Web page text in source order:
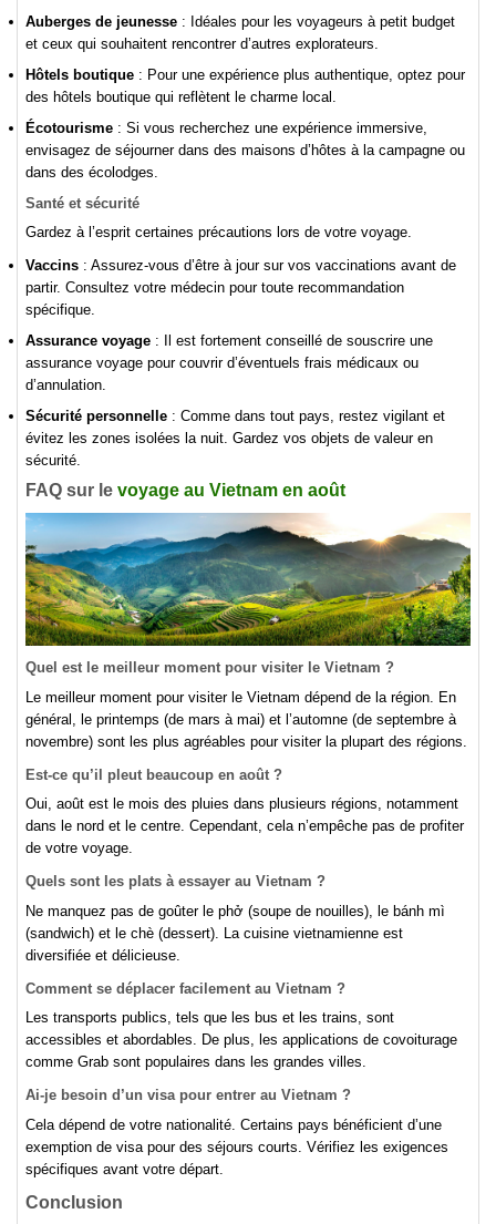
Auberges de jeunesse : Idéales pour les voyageurs à petit budget
et ceux qui souhaitent rencontrer d’autres explorateurs.
Hôtels boutique : Pour une expérience plus authentique, optez pour
des hôtels boutique qui reflètent le charme local.
Écotourisme : Si vous recherchez une expérience immersive,
envisagez de séjourner dans des maisons d’hôtes à la campagne ou
dans des écolodges.
Santé et sécurité
Gardez à l’esprit certaines précautions lors de votre voyage.
Vaccins : Assurez-vous d’être à jour sur vos vaccinations avant de
partir. Consultez votre médecin pour toute recommandation
spécifique.
Assurance voyage : Il est fortement conseillé de souscrire une
assurance voyage pour couvrir d’éventuels frais médicaux ou
d’annulation.
Sécurité personnelle : Comme dans tout pays, restez vigilant et
évitez les zones isolées la nuit. Gardez vos objets de valeur en
sécurité.
FAQ sur le voyage au Vietnam en août
Quel est le meilleur moment pour visiter le Vietnam ?
Le meilleur moment pour visiter le Vietnam dépend de la région. En
général, le printemps (de mars à mai) et l’automne (de septembre à
novembre) sont les plus agréables pour visiter la plupart des régions.
Est-ce qu’il pleut beaucoup en août ?
Oui, août est le mois des pluies dans plusieurs régions, notamment
dans le nord et le centre. Cependant, cela n’empêche pas de profiter
de votre voyage.
Quels sont les plats à essayer au Vietnam ?
Ne manquez pas de goûter le phở (soupe de nouilles), le bánh mì
(sandwich) et le chè (dessert). La cuisine vietnamienne est
diversifiée et délicieuse.
Comment se déplacer facilement au Vietnam ?
Les transports publics, tels que les bus et les trains, sont
accessibles et abordables. De plus, les applications de covoiturage
comme Grab sont populaires dans les grandes villes.
Ai-je besoin d’un visa pour entrer au Vietnam ?
Cela dépend de votre nationalité. Certains pays bénéficient d’une
exemption de visa pour des séjours courts. Vérifiez les exigences
spécifiques avant votre départ.
Conclusion